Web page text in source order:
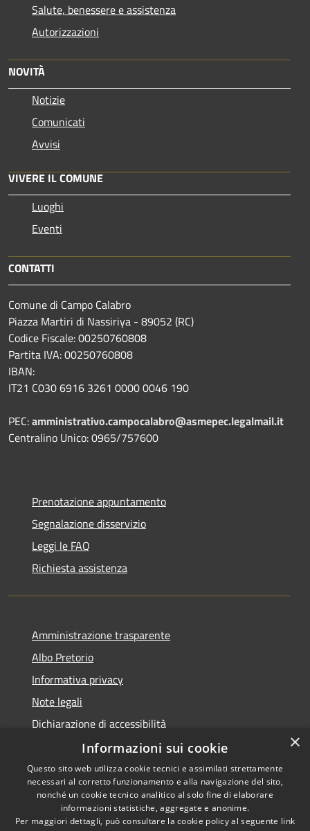
Salute, benessere e assistenza
Autorizzazioni
NOVITÀ
Notizie
Comunicati
Avvisi
VIVERE IL COMUNE
Luoghi
Eventi
CONTATTI
Comune di Campo Calabro
Piazza Martiri di Nassiriya - 89052 (RC)
Codice Fiscale: 00250760808
Partita IVA: 00250760808
IBAN:
IT21 C030 6916 3261 0000 0046 190
PEC:amministrativo.campocalabro@asmepec.legalmail.it
Centralino Unico: 0965/757600
Prenotazione appuntamento
Segnalazione disservizio
Leggi le FAQ
Richiesta assistenza
Amministrazione trasparente
Albo Pretorio
Informativa privacy
Note legali
Dichiarazione di accessibilità
Accessibilità
Privacy
Copyright © 2026 • Comune di
Campo Calabro • Powered by
Municipium•Accesso
×
Informazioni sui cookie
Questo sito web utilizza cookie tecnici e assimilati strettamente
necessari al corretto funzionamento e alla navigazione del sito,
nonché un cookie tecnico analitico al solo fine di elaborare
informazioni statistiche, aggregate e anonime.
Per maggiori dettagli, può consultare la cookie policy al seguente link